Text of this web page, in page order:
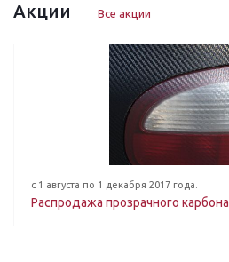
Акции Все акции
с 1 августа по 1 декабря 2017 года.
Распродажа прозрачного карбона